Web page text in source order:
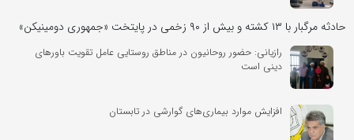
حادثه مرگبار با ۱۳ کشته و بیش از ۹۰ زخمی در پایتخت «جمهوری دومینیکن»
رازیانی: حضور روحانیون در مناطق روستایی عامل تقویت باورهای
دینی است
افزایش موارد بیماری‌های گوارشی در تابستان